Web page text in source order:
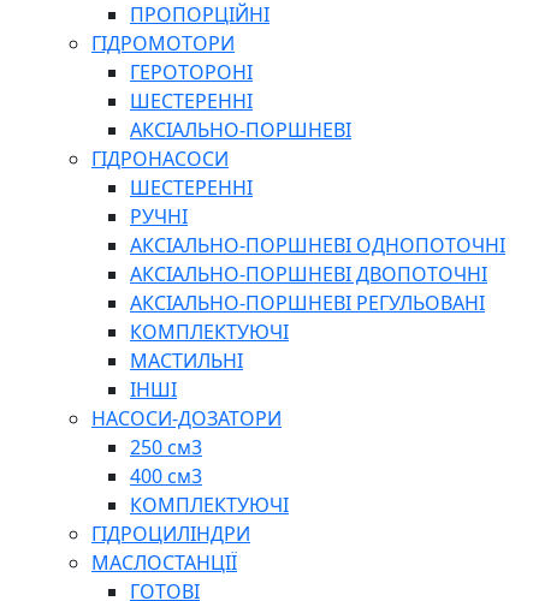
БОРЕКС, ЕОПРОПОРЦІЙНІ
ГІДРОМОТОРИ
ГЕРОТОРОНІ
ШЕСТЕРЕННІ
АКСІАЛЬНО-ПОРШНЕВІ
ГІДРОНАСОСИ
ШЕСТЕРЕННІ
РУЧНІ
АКСІАЛЬНО-ПОРШНЕВІ ОДНОПОТОЧНІ
АКСІАЛЬНО-ПОРШНЕВІ ДВОПОТОЧНІ
АКСІАЛЬНО-ПОРШНЕВІ РЕГУЛЬОВАНІ
КОМПЛЕКТУЮЧІ
МАСТИЛЬНІ
ІНШІ
НАСОСИ-ДОЗАТОРИ
250 см3
400 см3
КОМПЛЕКТУЮЧІ
ГІДРОЦИЛІНДРИ
МАСЛОСТАНЦІЇ
ГОТОВІ